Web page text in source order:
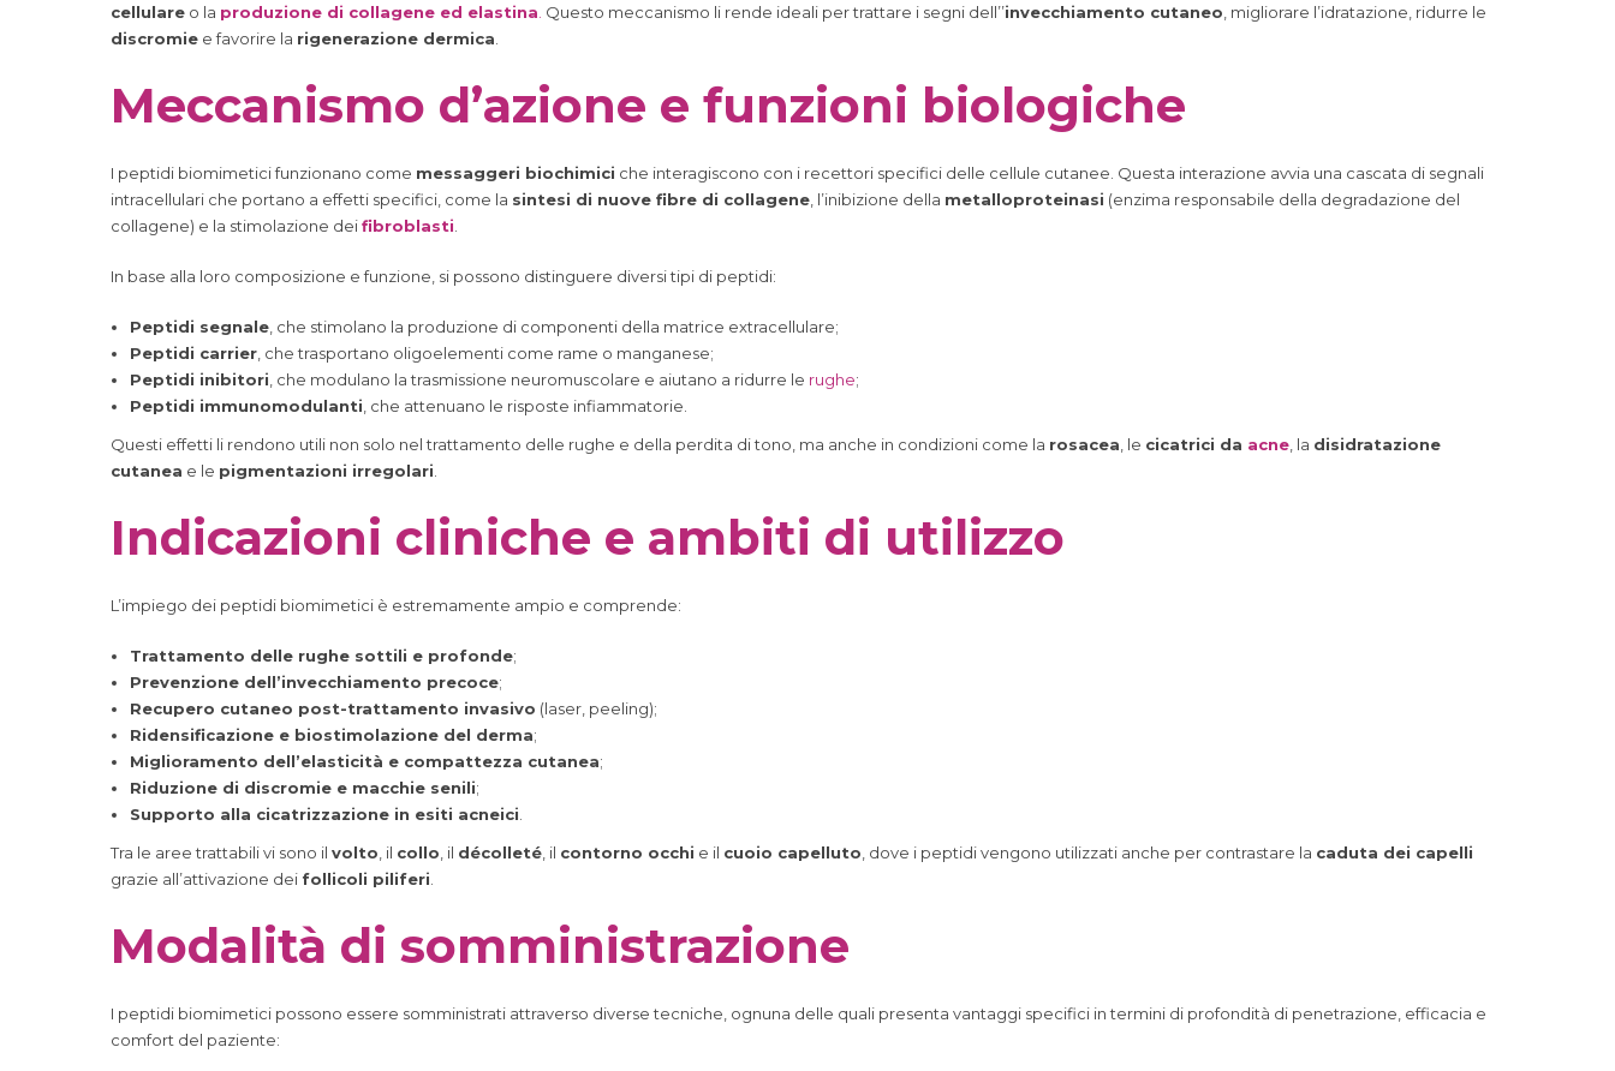
cellulare o la produzione di collagene ed elastina Questo meccanismo li rende ideali per trattare i segni dell’’invecchiamento cutaneo , migliorare l’idratazione, ridurre le
discromie e favorire la rigenerazione dermica
Meccanismo d’azione e funzioni biologiche
I peptidi biomimetici funzionano come messaggeri biochimici che interagiscono con i recettori specifici delle cellule cutanee. Questa interazione avvia una cascata di segnali
intracellulari che portano a effetti specifici, come la sintesi di nuove fibre di collagene , l’inibizione della metalloproteinasi (enzima responsabile della degradazione del
collagene) e la stimolazione deifibroblasti
In base alla loro composizione e funzione, si possono distinguere diversi tipi di peptidi:
Peptidi segnale, che stimolano la produzione di componenti della matrice extracellulare;
Peptidi carrier, che trasportano oligoelementi come rame o manganese;
Peptidi inibitori , che modulano la trasmissione neuromuscolare e aiutano a ridurre le rughe;
Peptidi immunomodulanti , che attenuano le risposte infiammatorie.
Questi effetti li rendono utili non solo nel trattamento delle rughe e della perdita di tono, ma anche in condizioni come la rosacea , le cicatrici da acne , la disidratazione
cutanea e le pigmentazioni irregolari
Indicazioni cliniche e ambiti di utilizzo
L’impiego dei peptidi biomimetici è estremamente ampio e comprende:
Trattamento delle rughe sottili e profonde;
Prevenzione dell’invecchiamento precoce;
Recupero cutaneo post-trattamento invasivo (laser, peeling);
Ridensificazione e biostimolazione del derma;
Miglioramento dell’elasticità e compattezza cutanea;
Riduzione di discromie e macchie senili;
Supporto alla cicatrizzazione in esiti acneici
Tra le aree trattabili vi sono il volto , il collo , il décolleté , il contorno occhi e il cuoio capelluto , dove i peptidi vengono utilizzati anche per contrastare la caduta dei capelli
grazie all’attivazione dei follicoli piliferi
Modalità di somministrazione
I peptidi biomimetici possono essere somministrati attraverso diverse tecniche, ognuna delle quali presenta vantaggi specifici in termini di profondità di penetrazione, efficacia e
comfort del paziente: